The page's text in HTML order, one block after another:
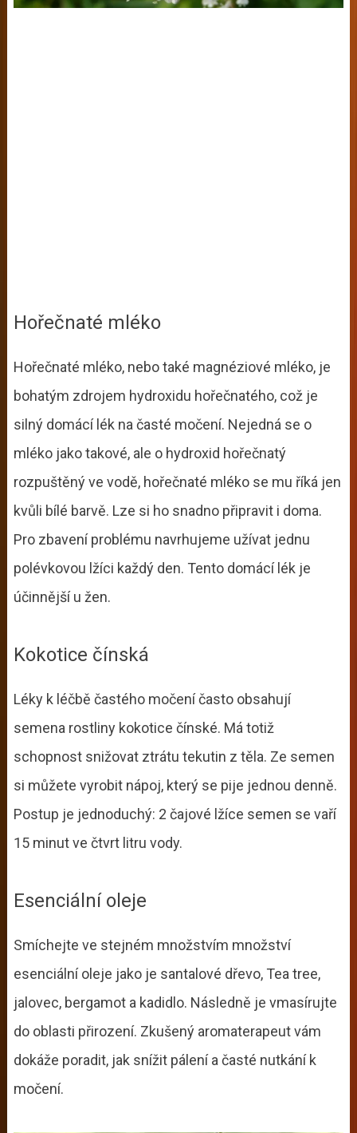
Hořečnaté mléko
Hořečnaté mléko, nebo také magnéziové mléko, je
bohatým zdrojem hydroxidu hořečnatého, což je
silný domácí lék na časté močení. Nejedná se o
mléko jako takové, ale o hydroxid hořečnatý
rozpuštěný ve vodě, hořečnaté mléko se mu říká jen
kvůli bílé barvě. Lze si ho snadno připravit i doma.
Pro zbavení problému navrhujeme užívat jednu
polévkovou lžíci každý den. Tento domácí lék je
účinnější u žen.
Kokotice čínská
Léky k léčbě častého močení často obsahují
semena rostliny kokotice čínské. Má totiž
schopnost snižovat ztrátu tekutin z těla. Ze semen
si můžete vyrobit nápoj, který se pije jednou denně.
Postup je jednoduchý: 2 čajové lžíce semen se vaří
15 minut ve čtvrt litru vody.
Esenciální oleje
Smíchejte ve stejném množstvím množství
esenciální oleje jako je santalové dřevo, Tea tree,
jalovec, bergamot a kadidlo. Následně je vmasírujte
do oblasti přirození. Zkušený aromaterapeut vám
dokáže poradit, jak snížit pálení a časté nutkání k
močení.